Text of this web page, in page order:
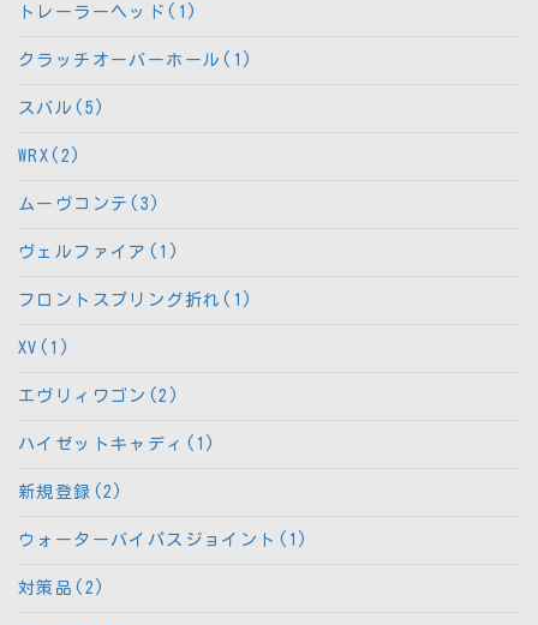
トレーラーヘッド(1)
クラッチオーバーホール(1)
スバル(5)
WRX(2)
ムーヴコンテ(3)
ヴェルファイア(1)
フロントスプリング折れ(1)
XV(1)
エヴリィワゴン(2)
ハイゼットキャディ(1)
新規登録(2)
ウォーターバイパスジョイント(1)
対策品(2)